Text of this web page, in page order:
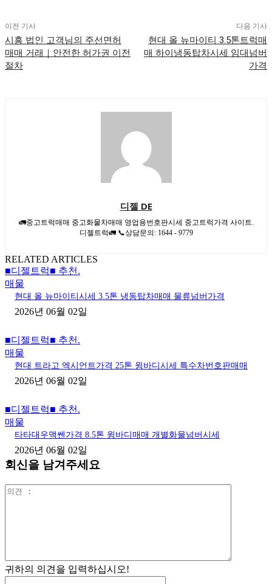
이전 기사
시흥 법인 고객님의 주선면허
매매 거래｜안전한 허가권 이전
절차
다음 기사
현대 올 뉴마이티 3.5톤트럭매
매 하이냉동탑차시세 임대넘버
가격
디젤 DE
🚛중고트럭매매 중고화물차매매 영업용번호판시세 중고트럭가격 사이트.
디젤트럭🚛 📞상담문의: 1644 - 9779
RELATED ARTICLES
■디젤트럭■ 추천.
매물
현대 올 뉴마이티시세 3.5톤 냉동탑차매매 물류넘버가격
2026년 06월 02일
■디젤트럭■ 추천.
매물
현대 트라고 엑시언트가격 25톤 윙바디시세 특수차번호판매매
2026년 06월 02일
■디젤트럭■ 추천.
매물
타타대우맥쎈가격 8.5톤 윙바디매매 개별화물넘버시세
2026년 06월 02일
회신을 남겨주세요
귀하의 의견을 입력하십시오!